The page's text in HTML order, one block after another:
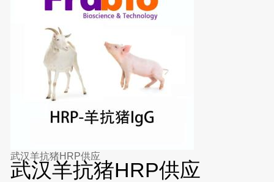
武汉羊抗猪HRP供应
武汉羊抗猪HRP供应